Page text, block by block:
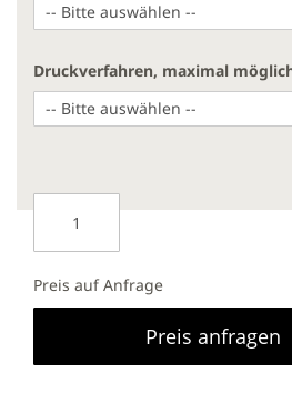
Druckverfahren, maximal
Preis auf Anfrage
Preis anfragen